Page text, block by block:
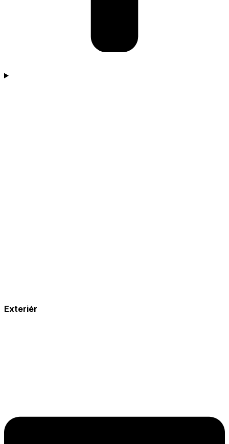
Exteriér